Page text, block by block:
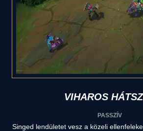
VIHAROS
PASSZÍV
Singed lendületet vesz a közeli